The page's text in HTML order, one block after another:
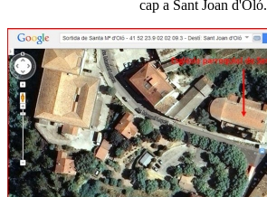
cap a Sant Joan d'Oló.